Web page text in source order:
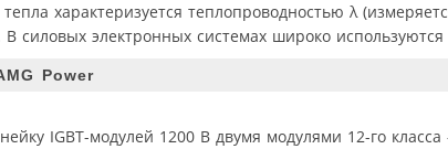
характеризуется теплопроводностью λ
силовых электронных системах широко
Power
IGBT-модулей 1200 В двумя модулями 12-го